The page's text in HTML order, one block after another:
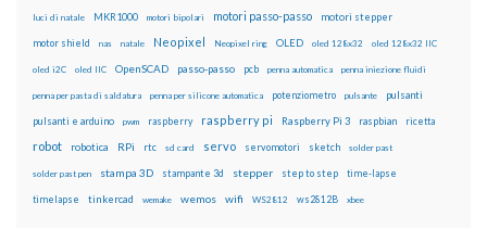
luci di natale MKR1000 motori bipolari motori passo-passo motori stepper
motor shield nas natale Neopixel Neopixel ring OLED oled 128x32 oled 128x32 IIC
oled i2C oled IIC OpenSCAD passo-passo pcb penna automatica penna iniezione fluidi
penna per pasta di saldatura penna per silicone automatica potenziometro pulsante pulsanti
pulsanti e arduino pwm raspberry raspberry pi Raspberry Pi 3 raspbian ricetta
robot robotica RPi rtc sd card servo servomotori sketch solder past
solder past pen stampa 3D stampante 3d stepper step to step time-lapse
timelapse tinkercad wemake wemos wifi WS2812 ws2812B xbee